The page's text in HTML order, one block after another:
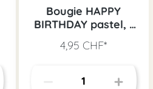
Bougie HAPPY
BIRTHDAY pastel, 1
4,95 CHF*